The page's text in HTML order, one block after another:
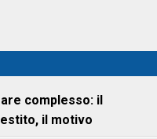
complesso: il
il motivo